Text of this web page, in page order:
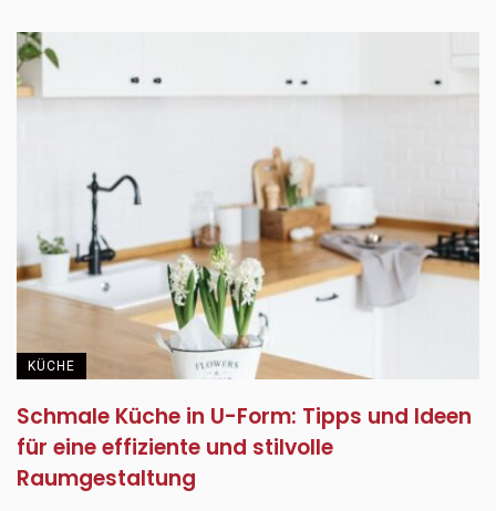
KÜCHE
Schmale Küche in U-Form: Tipps und Ideen
für eine effiziente und stilvolle
Raumgestaltung